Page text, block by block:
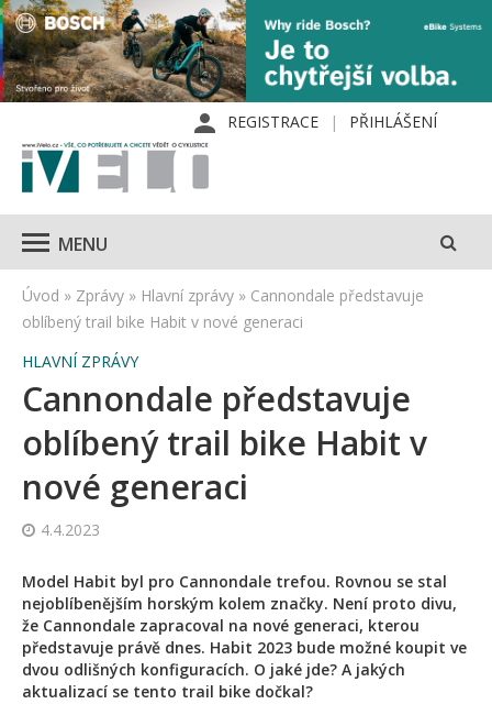
REGISTRACE PŘIHLÁŠENÍ
MENU
Úvod » Zprávy » Hlavní zprávy » Cannondale představuje
oblíbený trail bike Habit v nové generaci
HLAVNÍ ZPRÁVY
Cannondale představuje
oblíbený trail bike Habit v
nové generaci
4.4.2023
Model Habit byl pro Cannondale trefou. Rovnou se stal
nejoblíbenějším horským kolem značky. Není proto divu,
že Cannondale zapracoval na nové generaci, kterou
představuje právě dnes. Habit 2023 bude možné koupit ve
dvou odlišných konfiguracích. O jaké jde? A jakých
aktualizací se tento trail bike dočkal?